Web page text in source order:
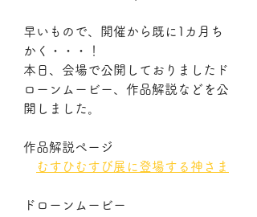
早いもので、開催から既に1カ月ち
かく・・・！
本日、会場で公開しておりましたド
ローンムービー、作品解説などを公
開しました。
作品解説ページ
むすひむすび展に登場する神さま
ドローンムービー